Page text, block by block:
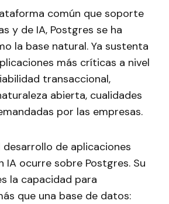
común que soporte
y de IA, Postgres se ha
la base natural. Ya sustenta
más críticas a nivel
transaccional,
abierta, cualidades
por las empresas.
desarrollo de aplicaciones
IA ocurre sobre Postgres. Su
la capacidad para
que una base de datos: